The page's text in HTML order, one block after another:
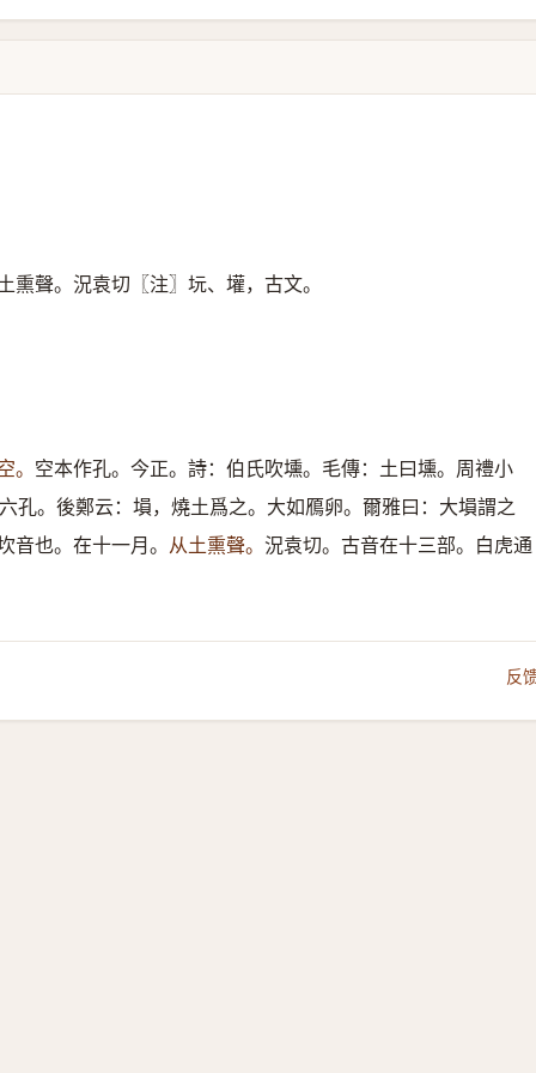
聲。況袁切〖注〗坃、壦，古文。
。 空本作孔。今正。詩：伯氏吹壎。毛傳：土曰壎。周禮小
孔。後鄭云：塤，燒土爲之。大如鴈卵。爾雅曰：大塤謂之
音也。在十一月。 从土熏聲。 況袁切。古音在十三部。白虎通
反